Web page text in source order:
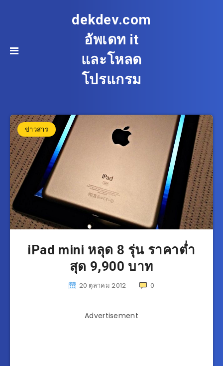
dekdev.com
อัพเดท it
และโหลด
โปรแกรม
ข่าวสาร
iPad mini หลุด 8 รุ่น ราคาต่ำ
สุด 9,900 บาท
20 ตุลาคม 2012 0
Advertisement